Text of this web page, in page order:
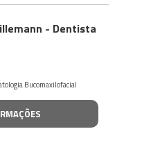
- Dentista
Bucomaxilofacial